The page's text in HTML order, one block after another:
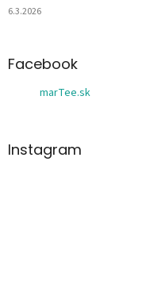
6.3.2026
Facebook
marTee.sk
Instagram